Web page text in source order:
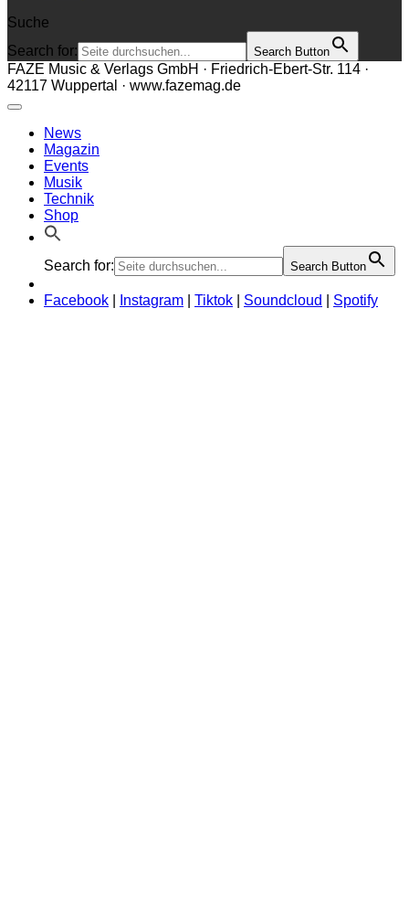
Suche
Search for:
Search Button
FAZE Music & Verlags GmbH · Friedrich-Ebert-Str. 114 ·
42117 Wuppertal · www.fazemag.de
News
Magazin
Events
Musik
Technik
Shop
Search for: Search Button
Facebook Instagram Tiktok Soundcloud Spotify